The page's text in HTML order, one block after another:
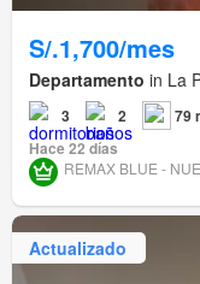
S/.1,700/mes
Departamento in La
3 2
79
Hace 22 días
REMAX BLUE -
Actualizado